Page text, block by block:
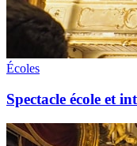
Écoles
Spectacle école et